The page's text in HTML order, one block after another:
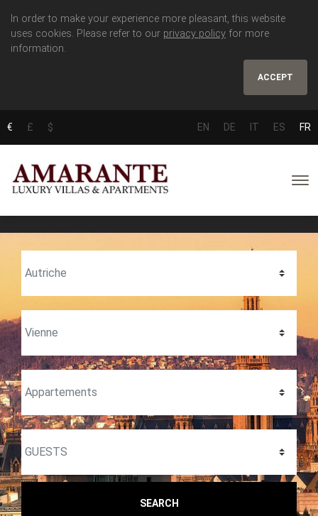
In order to make your experience more pleasant, this website
uses cookies. Please refer to our privacy policy for more
information.
ACCEPT
€ £ $ EN DE IT ES FR
SEARCH